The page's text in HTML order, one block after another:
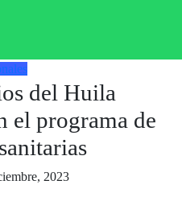
del Huila
el programa de
2023